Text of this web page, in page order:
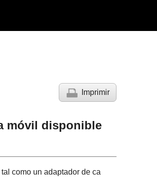
Imprimir
móvil disponible
como un adaptador de ca